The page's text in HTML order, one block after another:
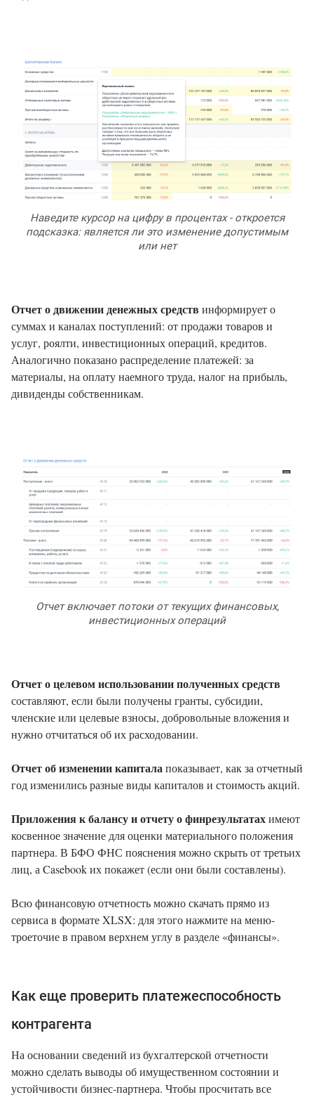
Наведите курсор на цифру в процентах - откроется
подсказка: является ли это изменение допустимым
или нет
Отчет о движении денежных средств информирует о
суммах и каналах поступлений: от продажи товаров и
услуг, роялти, инвестиционных операций, кредитов.
Аналогично показано распределение платежей: за
материалы, на оплату наемного труда, налог на прибыль,
дивиденды собственникам.
Отчет включает потоки от текущих финансовых,
инвестиционных операций
Отчет о целевом использовании полученных средств
составляют, если были получены гранты, субсидии,
членские или целевые взносы, добровольные вложения и
нужно отчитаться об их расходовании.
Отчет об изменении капиталапоказывает, как за отчетный
год изменились разные виды капиталов и стоимость акций.
Приложения к балансу и отчету о финрезультатахимеют
косвенное значение для оценки материального положения
партнера. В БФО ФНС пояснения можно скрыть от третьих
лиц, а Casebook их покажет (если они были составлены).
Всю финансовую отчетность можно скачать прямо из
сервиса в формате XLSX: для этого нажмите на меню-
троеточие в правом верхнем углу в разделе «финансы».
Как еще проверить платежеспособность
контрагента
На основании сведений из бухгалтерской отчетности
можно сделать выводы об имущественном состоянии и
устойчивости бизнес-партнера. Чтобы просчитать все